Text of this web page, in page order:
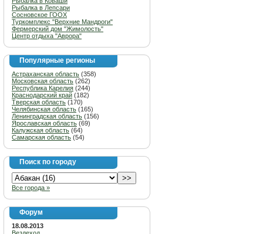
Рыбалка в Лепсари
Сосновское ГООХ
Туркомплекс "Верхние Мандроги"
Фермерский дом "Жимолость"
Центр отдыха "Аврора"
Популярные регионы
Астраханская область (358)
Московская область (262)
Республика Карелия (244)
Краснодарский край (182)
Тверская область (170)
Челябинская область (165)
Ленинградская область (156)
Ярославская область (69)
Калужская область (64)
Самарская область (54)
Поиск по городу
Все города »
Форум
18.08.2013